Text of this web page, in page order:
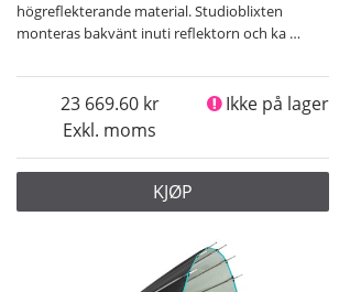
högreflekterande material. Studioblixten
monteras bakvänt inuti reflektorn och ka …
Exkl. moms
23 669.60 Ikke på lager
KJØP